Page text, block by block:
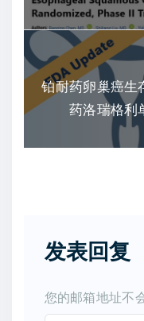
铂耐药卵巢癌生
药洛瑞格利
发表回复
您的邮箱地址不